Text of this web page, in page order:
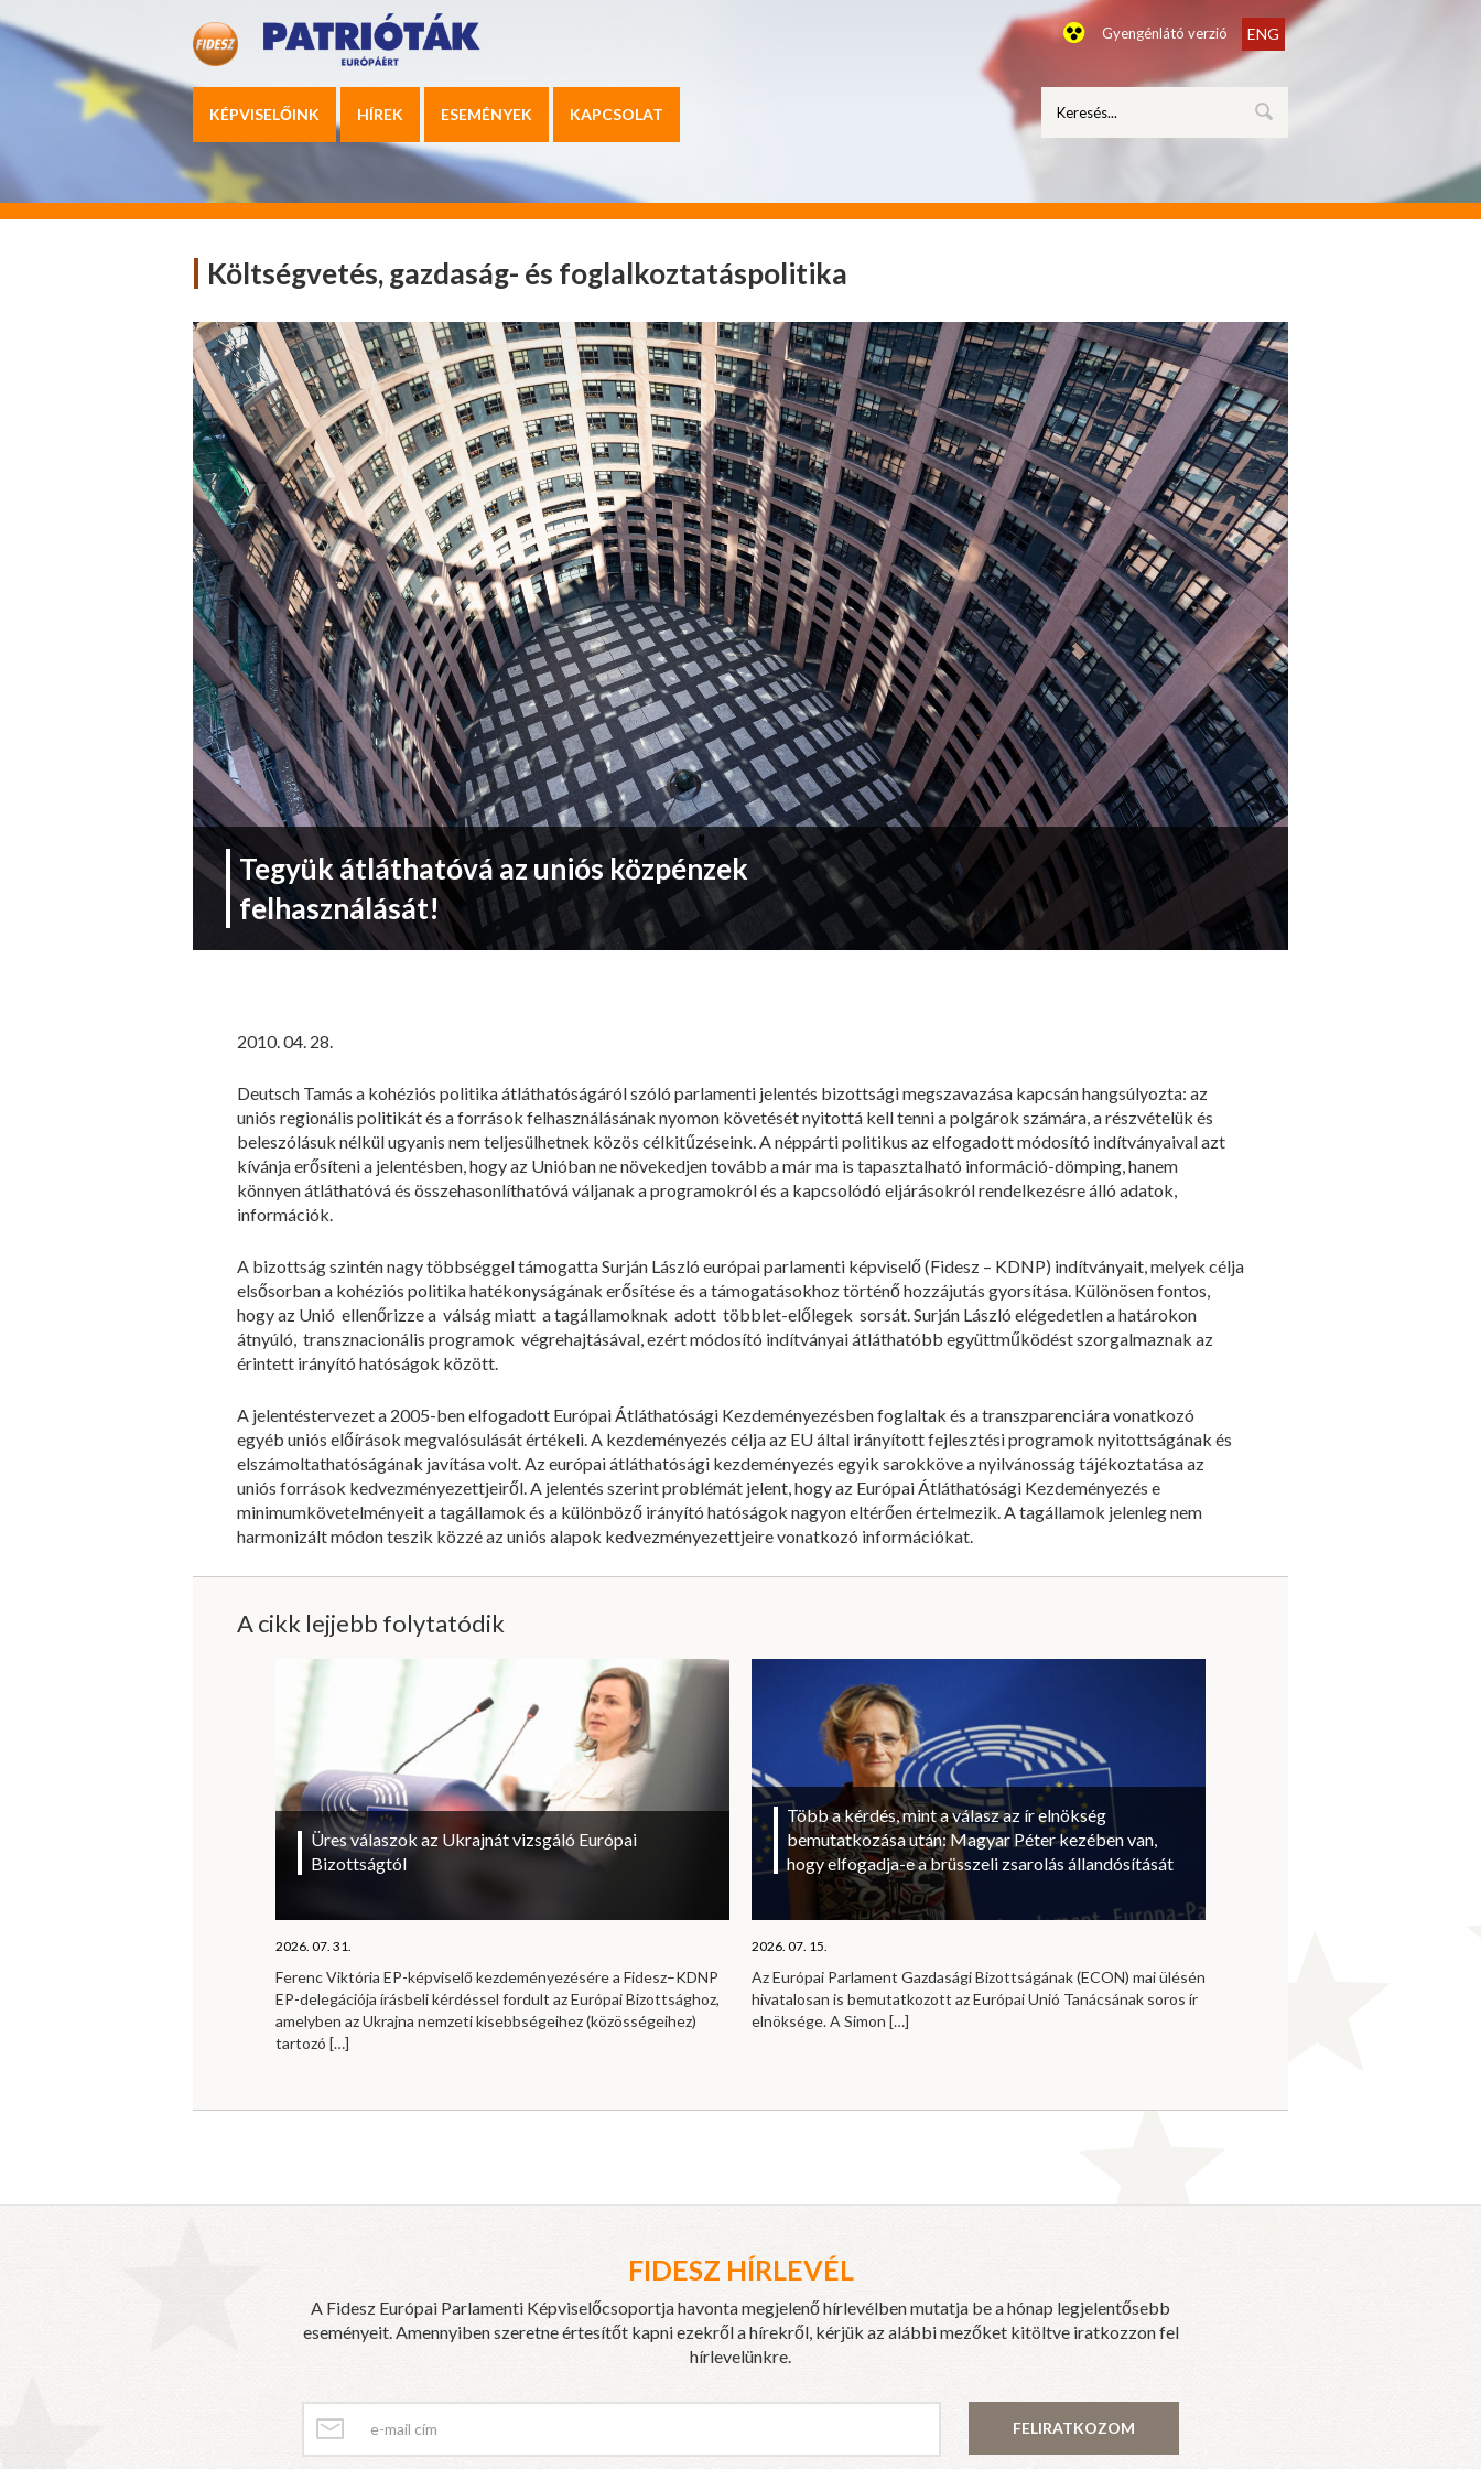
Gyengénlátó verzió ENG
KÉPVISELŐINK HÍREK ESEMÉNYEK KAPCSOLAT
Költségvetés, gazdaság- és foglalkoztatáspolitika
Tegyük átláthatóvá az uniós közpénzek
felhasználását!
2010. 04. 28.
Deutsch Tamás a kohéziós politika átláthatóságáról szóló parlamenti jelentés bizottsági megszavazása kapcsán hangsúlyozta: az
uniós regionális politikát és a források felhasználásának nyomon követését nyitottá kell tenni a polgárok számára, a részvételük és
beleszólásuk nélkül ugyanis nem teljesülhetnek közös célkitűzéseink. A néppárti politikus az elfogadott módosító indítványaival azt
kívánja erősíteni a jelentésben, hogy az Unióban ne növekedjen tovább a már ma is tapasztalható információ-dömping, hanem
könnyen átláthatóvá és összehasonlíthatóvá váljanak a programokról és a kapcsolódó eljárásokról rendelkezésre álló adatok,
információk.
A bizottság szintén nagy többséggel támogatta Surján László európai parlamenti képviselő (Fidesz – KDNP) indítványait, melyek célja
elsősorban a kohéziós politika hatékonyságának erősítése és a támogatásokhoz történő hozzájutás gyorsítása. Különösen fontos,
hogy az Unió ellenőrizze a válság miatt a tagállamoknak adott többlet-előlegek sorsát. Surján László elégedetlen a határokon
átnyúló, transznacionális programok végrehajtásával, ezért módosító indítványai átláthatóbb együttműködést szorgalmaznak az
érintett irányító hatóságok között.
A jelentéstervezet a 2005-ben elfogadott Európai Átláthatósági Kezdeményezésben foglaltak és a transzparenciára vonatkozó
egyéb uniós előírások megvalósulását értékeli. A kezdeményezés célja az EU által irányított fejlesztési programok nyitottságának és
elszámoltathatóságának javítása volt. Az európai átláthatósági kezdeményezés egyik sarokköve a nyilvánosság tájékoztatása az
uniós források kedvezményezettjeiről. A jelentés szerint problémát jelent, hogy az Európai Átláthatósági Kezdeményezés e
minimumkövetelményeit a tagállamok és a különböző irányító hatóságok nagyon eltérően értelmezik. A tagállamok jelenleg nem
harmonizált módon teszik közzé az uniós alapok kedvezményezettjeire vonatkozó információkat.
A cikk lejjebb folytatódik
Üres válaszok az Ukrajnát vizsgáló Európai
Bizottságtól
2026. 07. 31.
Ferenc Viktória EP-képviselő kezdeményezésére a Fidesz–KDNP
EP-delegációja írásbeli kérdéssel fordult az Európai Bizottsághoz,
amelyben az Ukrajna nemzeti kisebbségeihez (közösségeihez)
tartozó […]
Több a kérdés, mint a válasz az ír elnökség
bemutatkozása után: Magyar Péter kezében van,
hogy elfogadja-e a brüsszeli zsarolás állandósítását
2026. 07. 15.
Az Európai Parlament Gazdasági Bizottságának (ECON) mai ülésén
hivatalosan is bemutatkozott az Európai Unió Tanácsának soros ír
elnöksége. A Simon […]
FIDESZ HÍRLEVÉL
A Fidesz Európai Parlamenti Képviselőcsoportja havonta megjelenő hírlevélben mutatja be a hónap legjelentősebb
eseményeit. Amennyiben szeretne értesítőt kapni ezekről a hírekről, kérjük az alábbi mezőket kitöltve iratkozzon fel
hírlevelünkre.
FELIRATKOZOM